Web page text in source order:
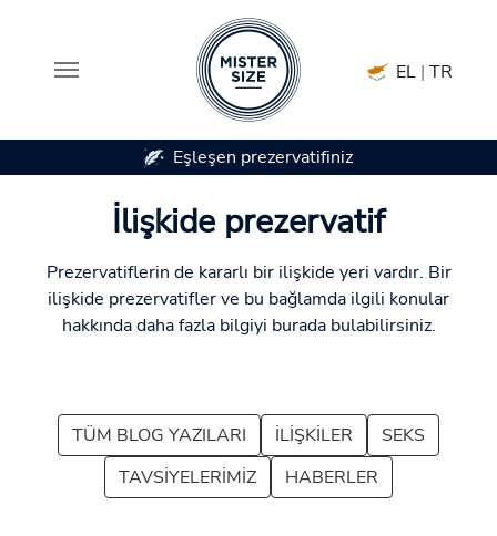
EL | TR
7 prezervatif boyutunda mevcuttur
İlişkide prezervatif
Prezervatiflerin de kararlı bir ilişkide yeri vardır. Bir
ilişkide prezervatifler ve bu bağlamda ilgili konular
hakkında daha fazla bilgiyi burada bulabilirsiniz.
TÜM BLOG YAZILARI İLIŞKILER
SEKS
TAVSIYELERIMIZ
HABERLER